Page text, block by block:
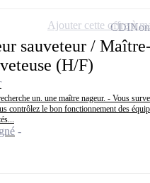
sauveteur /
(H/F)
un. une maître nageur. - Vous
contrôlez le bon fonctionnement des
CDI
Ajouter cette offre à